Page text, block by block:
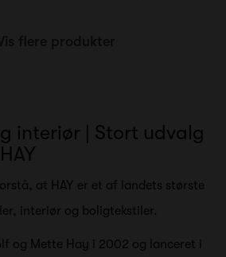
interiør | Stort udvalg
at HAY er et af landets største
interiør og boligtekstiler.
og Mette Hay i 2002 og lanceret i